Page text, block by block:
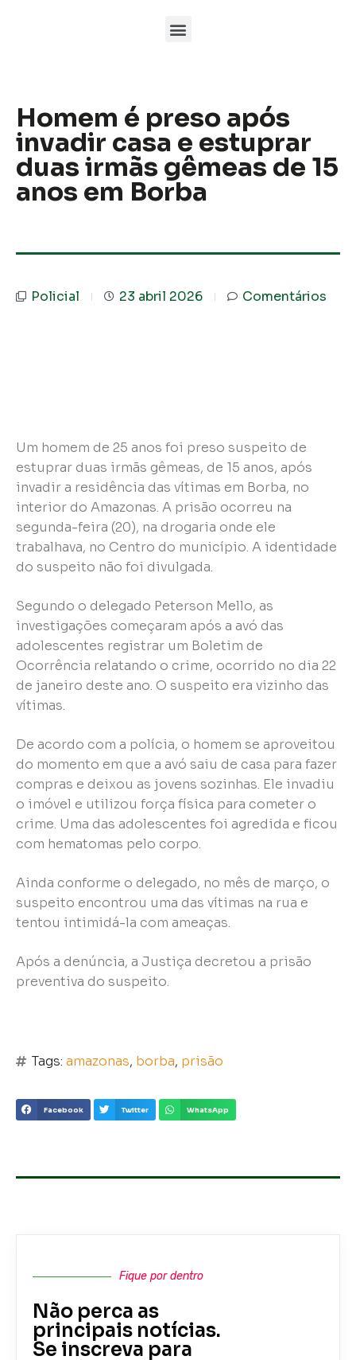
Homem é preso após
invadir casa e estuprar
duas irmãs gêmeas de 15
anos em Borba
Policial 23 abril 2026 Comentários
Um homem de 25 anos foi preso suspeito de
estuprar duas irmãs gêmeas, de 15 anos, após
invadir a residência das vítimas em Borba, no
interior do Amazonas. A prisão ocorreu na
segunda-feira (20), na drogaria onde ele
trabalhava, no Centro do município. A identidade
do suspeito não foi divulgada.
Segundo o delegado Peterson Mello, as
investigações começaram após a avó das
adolescentes registrar um Boletim de
Ocorrência relatando o crime, ocorrido no dia 22
de janeiro deste ano. O suspeito era vizinho das
vítimas.
De acordo com a polícia, o homem se aproveitou
do momento em que a avó saiu de casa para fazer
compras e deixou as jovens sozinhas. Ele invadiu
o imóvel e utilizou força física para cometer o
crime. Uma das adolescentes foi agredida e ficou
com hematomas pelo corpo.
Ainda conforme o delegado, no mês de março, o
suspeito encontrou uma das vítimas na rua e
tentou intimidá-la com ameaças.
Após a denúncia, a Justiça decretou a prisão
preventiva do suspeito.
Tags: amazonas, borba, prisão
Facebook Twitter WhatsApp
Fique por dentro
Não perca as
principais notícias.
Se inscreva para